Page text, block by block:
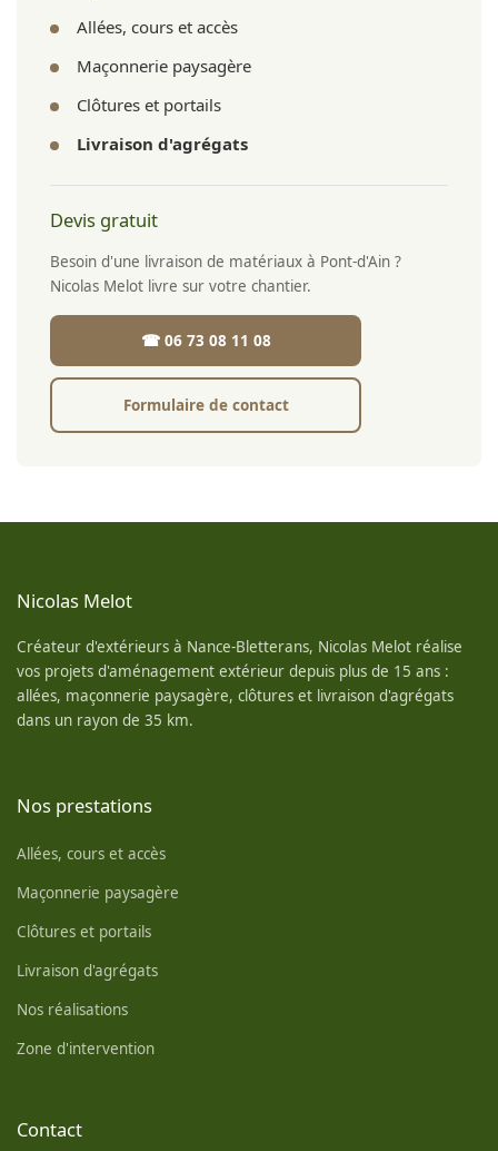
Allées, cours et accès
Maçonnerie paysagère
Clôtures et portails
Livraison d'agrégats
Devis gratuit
Besoin d'une livraison de matériaux à Pont-d'Ain ?
Nicolas Melot livre sur votre chantier.
☎ 06 73 08 11 08
Formulaire de contact
Nicolas Melot
Créateur d'extérieurs à Nance-Bletterans, Nicolas Melot réalise
vos projets d'aménagement extérieur depuis plus de 15 ans :
allées, maçonnerie paysagère, clôtures et livraison d'agrégats
dans un rayon de 35 km.
Nos prestations
Allées, cours et accès
Maçonnerie paysagère
Clôtures et portails
Livraison d'agrégats
Nos réalisations
Zone d'intervention
Contact